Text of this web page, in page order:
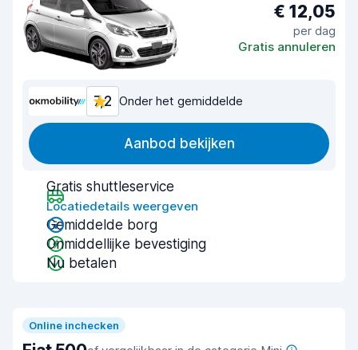
€ 12,05
per dag
Gratis annuleren
7,2 Onder het gemiddelde
Aanbod bekijken
Gratis shuttleservice
Locatiedetails weergeven
Gemiddelde borg
Onmiddellijke bevestiging
Nu betalen
Online inchecken